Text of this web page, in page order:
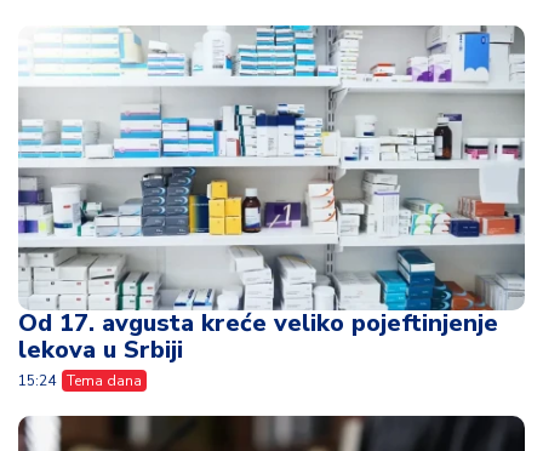
Od 17. avgusta kreće veliko pojeftinjenje
lekova u Srbiji
15:24 Tema dana